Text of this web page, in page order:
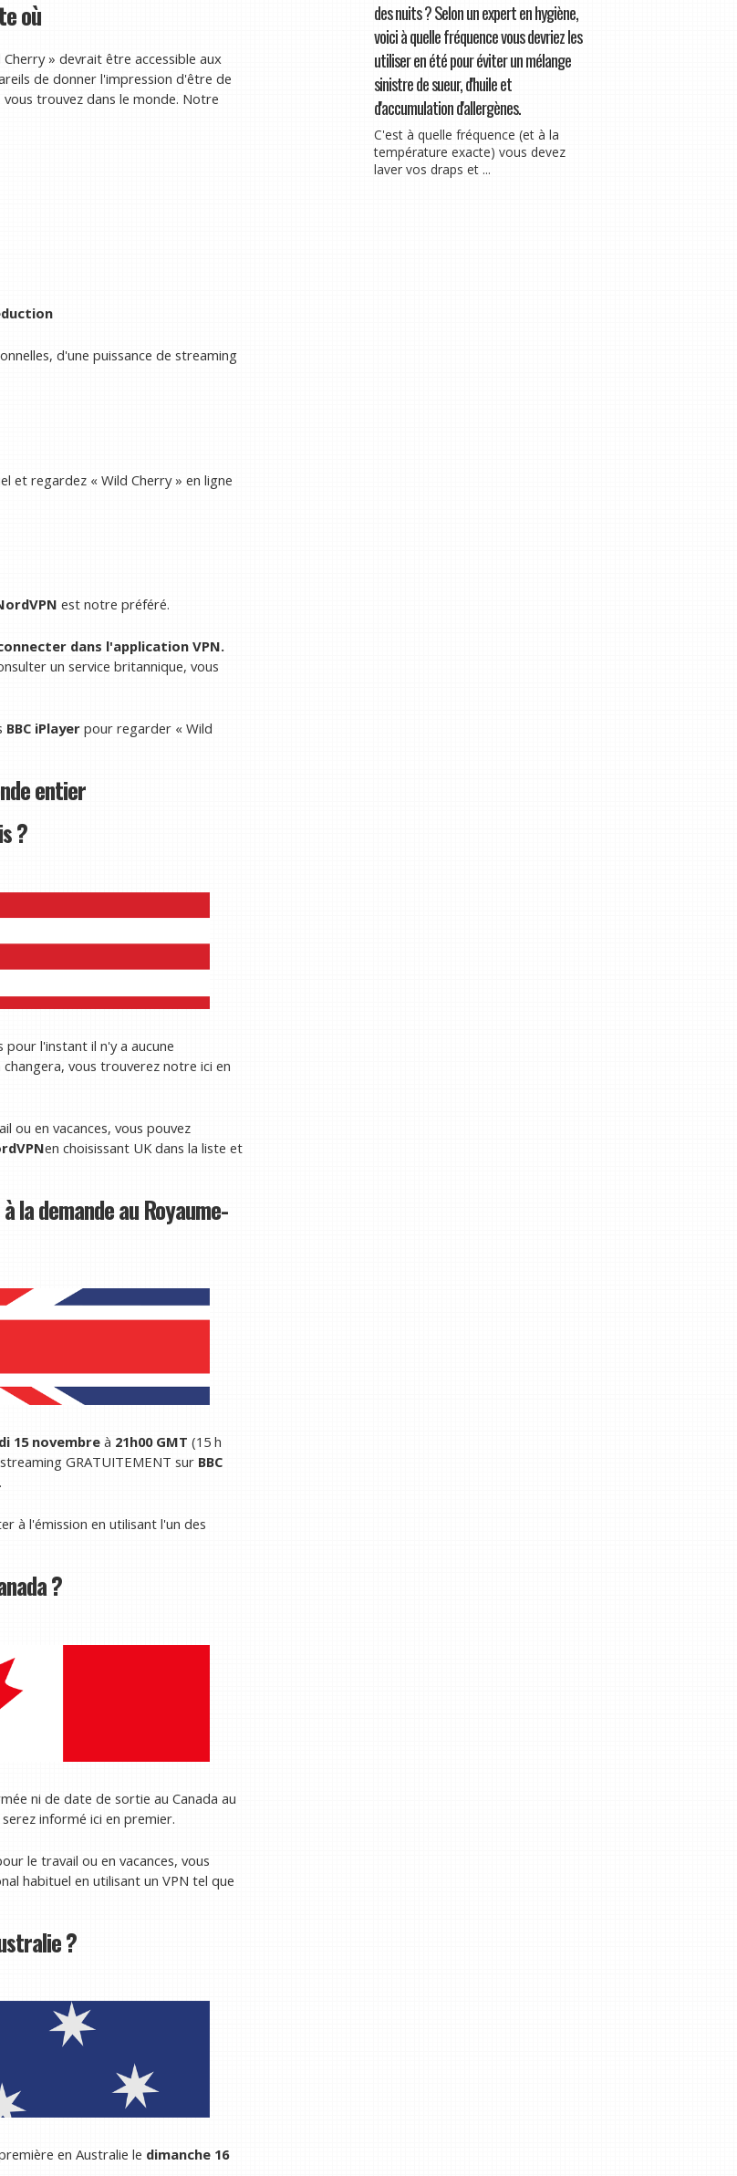
où
» devrait être accessible aux
de donner l'impression d'être de
trouvez dans le monde. Notre
d'une puissance de streaming
et regardez « Wild Cherry » en ligne
est notre préféré.
dans l'application VPN.
un service britannique, vous
BBC iPlayer pour regarder « Wild
entier
?
l'instant il n'y a aucune
vous trouverez notre ici en
ou en vacances, vous pouvez
en choisissant UK dans la liste et
la demande au Royaume-
15 novembreà 21h00 GMT (15 h
GRATUITEMENT sur BBC
à l'émission en utilisant l'un des
?
ni de date de sortie au Canada au
informé ici en premier.
le travail ou en vacances, vous
habituel en utilisant un VPN tel que
?
en Australie le dimanche 16
des nuits ? Selon un expert en hygiène,
voici à quelle fréquence vous devriez les
utiliser en été pour éviter un mélange
sinistre de sueur, d'huile et
d'accumulation d'allergènes.
C'est à quelle fréquence (et à la
température exacte) vous devez
laver vos draps et ...